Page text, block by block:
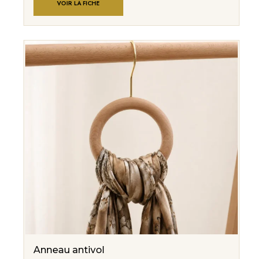
en conservant une présentation soignée des chambres et penderies.
VOIR LA FICHE
Anneau antivol